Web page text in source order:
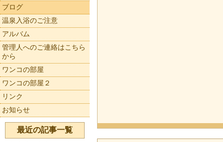
ブログ
温泉入浴のご注意
アルバム
管理人へのご連絡はこちら
から
ワンコの部屋
ワンコの部屋２
リンク
お知らせ
最近の記事一覧